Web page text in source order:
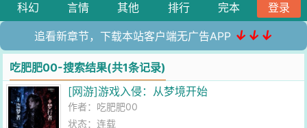
科幻
言情 其他 排行 完本 登录
追看新章节，下载本站客户端无广告APP ↓↓↓
吃肥肥00-搜索结果(共1条记录)
[网游]游戏入侵：从梦境开始
作者： 吃肥肥00
状态：连载